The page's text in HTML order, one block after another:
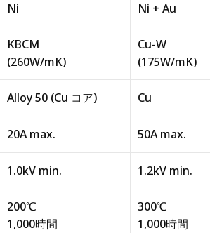
Ni Ni + Au
KBCM
(260W/mK)
Cu-W
(175W/mK)
Alloy 50 (Cu コア) Cu
20A max. 50A max.
1.0kV min. 1.2kV min.
200℃
1,000時間
300℃
1,000時間